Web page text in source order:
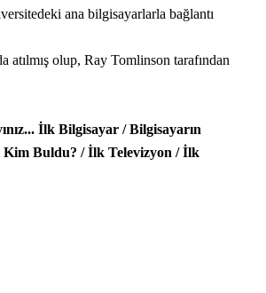
ana bilgisayarlarla bağlantı
atılmış olup, Ray Tomlinson tarafından
İlk Bilgisayar /Bilgisayarın
Buldu? /İlk Televizyon /İlk